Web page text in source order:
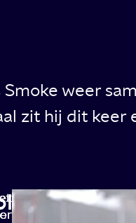
Smoke weer
zit hij dit